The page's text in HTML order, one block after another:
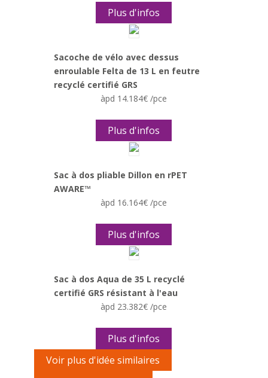
Plus d'infos
Sacoche de vélo avec dessus
enroulable Felta de 13 L en feutre
recyclé certifié GRS
àpd 14.184€ /pce
Plus d'infos
Sac à dos pliable Dillon en rPET
AWARE™
àpd 16.164€ /pce
Plus d'infos
Sac à dos Aqua de 35 L recyclé
certifié GRS résistant à l'eau
àpd 23.382€ /pce
Plus d'infos
Voir plus d'idée similaires